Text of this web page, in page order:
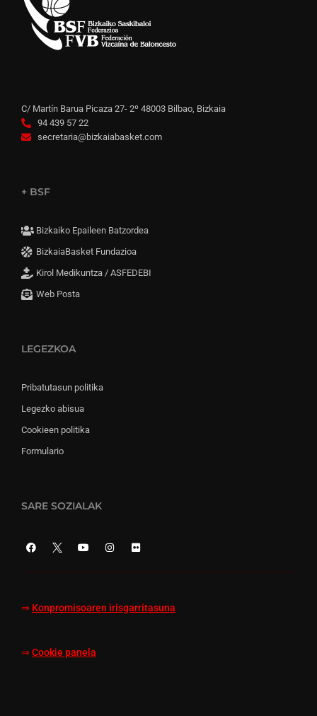
C/ Martín Barua Picaza 27- 2º 48003 Bilbao, Bizkaia
94 439 57 22
secretaria@bizkaiabasket.com
+ BSF
Bizkaiko Epaileen Batzordea
BizkaiaBasket Fundazioa
Kirol Medikuntza / ASFEDEBI
Web Posta
LEGEZKOA
Pribatutasun politika
Legezko abisua
Cookieen politika
Formulario
SARE SOZIALAK
⇒ Konpromisoaren irisgarritasuna
⇒ Cookie panela